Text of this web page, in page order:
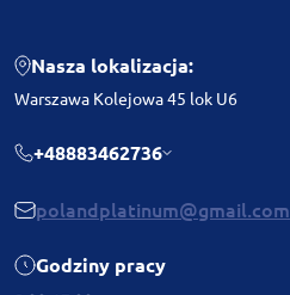
Nasza lokalizacja:
Warszawa Kolejowa 45 lok U6
+48883462736
polandplatinum@gmail.com
Godziny pracy